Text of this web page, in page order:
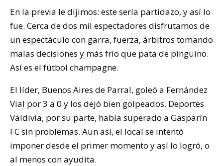
En la previa le dijimos: este sería partidazo, y así lo
fue. Cerca de dos mil espectadores disfrutamos de
un espectáculo con garra, fuerza, árbitros tomando
malas decisiones y más frío que pata de pingüino.
Así es el fútbol champagne.
El líder, Buenos Aires de Parral, goleó a Fernández
Vial por 3 a 0 y los dejó bien golpeados. Deportes
Valdivia, por su parte, había superado a Gasparín
FC sin problemas. Aun así, el local se intentó
imponer desde el primer momento y así lo logró, o
al menos con ayudita.